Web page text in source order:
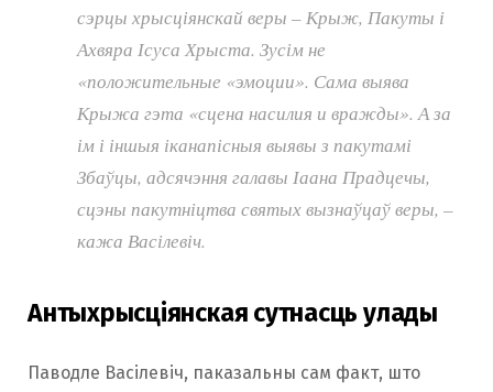
сэрцы хрысціянскай веры – Крыж, Пакуты і
Ахвяра Ісуса Хрыста. Зусім не
«положительные «эмоции». Сама выява
Крыжа гэта «сцена насилия и вражды». А за
ім і іншыя іканапісныя выявы з пакутамі
Збаўцы, адсячэння галавы Іаана Прадцечы,
сцэны пакутніцтва святых вызнаўцаў веры, –
кажа Васілевіч.
Антыхрысціянская сутнасць улады
Паводле Васілевіч, паказальны сам факт, што